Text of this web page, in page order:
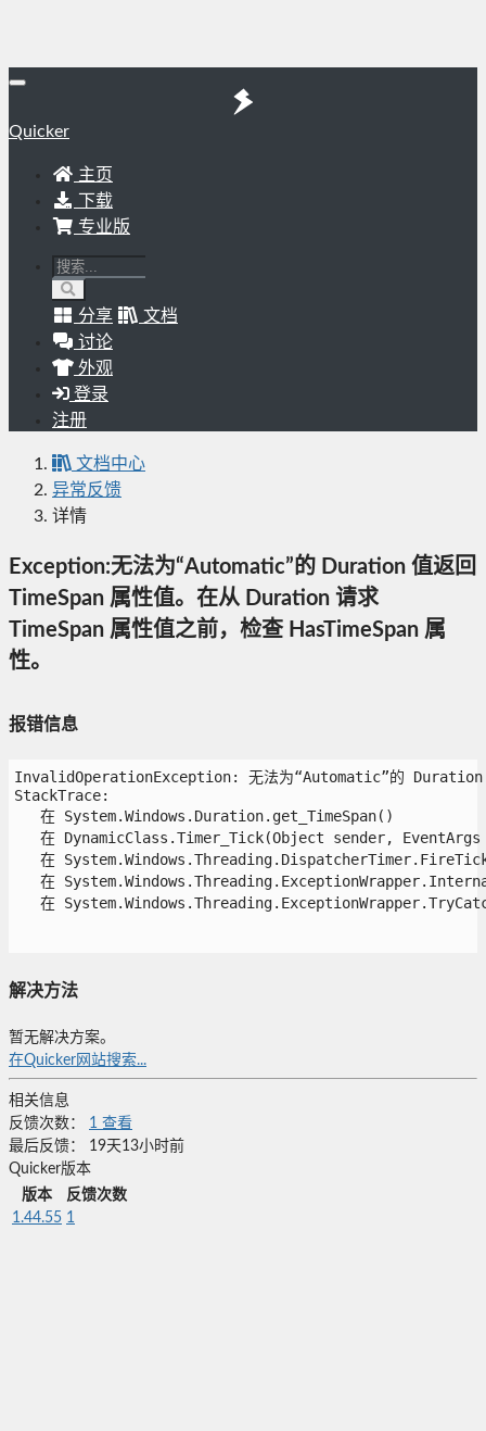
Quicker
主页
下载
专业版
分享
文档
讨论
外观
登录
注册
文档中心
异常反馈
详情
Exception:无法为“Automatic”的 Duration 值返回
TimeSpan 属性值。在从 Duration 请求
TimeSpan 属性值之前，检查 HasTimeSpan 属
性。
报错信息
InvalidOperationException: 无法为“Automatic”的 Duration
StackTrace:
   在 System.Windows.Duration.get_TimeSpan()
在 DynamicClass.Timer_Tick(Object sender, EventArgs
在
在
在
解决方法
暂无解决方案。
在Quicker网站搜索...
相关信息
反馈次数：
1 查看
最后反馈：
19天13小时前
Quicker版本
版本
反馈次数
1.44.55 1